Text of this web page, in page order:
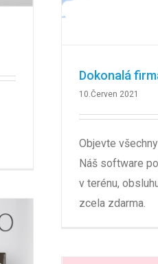
Dokonalá
10.Červen 2021
Objevte
Náš software
v terénu,
zcela zdarma.